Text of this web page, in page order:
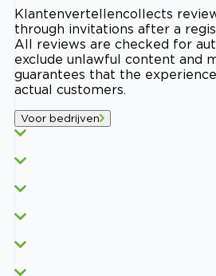
Klantenvertellencollects
through invitations after a
All reviews are checked for
exclude unlawful content and
guarantees that the
actual customers.
Voor bedrijven